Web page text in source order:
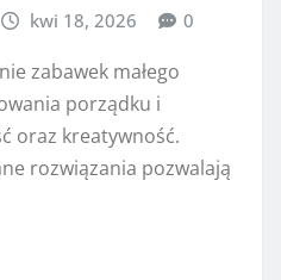
kwi 18, 2026 0
zabawek małego
porządku i
oraz kreatywność.
rozwiązania pozwalają